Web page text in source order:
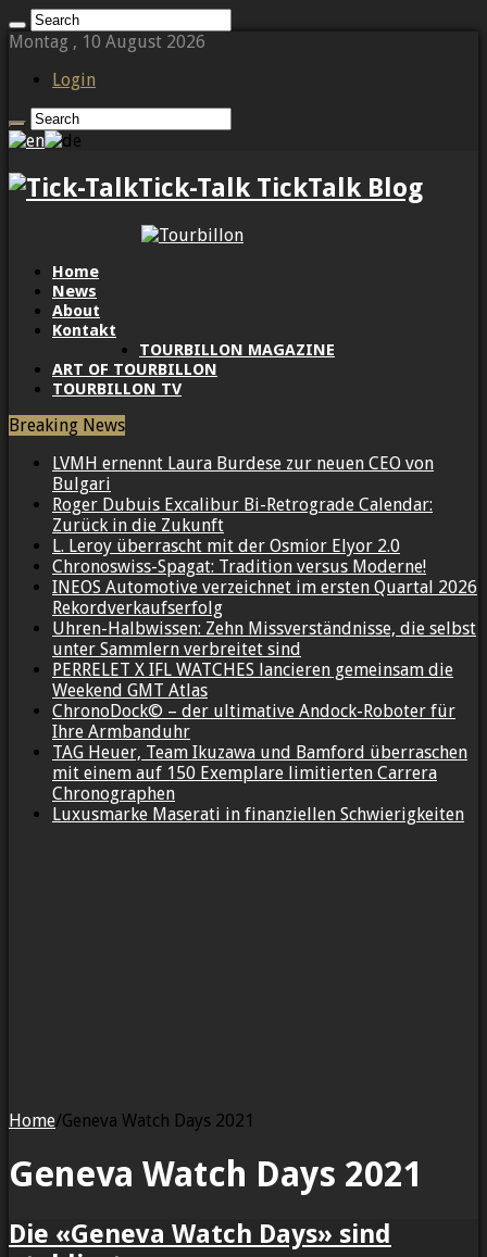
Montag , 10 August 2026
Login
Tick-Talk TickTalk Blog
Home
News
About
Kontakt
TOURBILLON MAGAZINE
ART OF TOURBILLON
TOURBILLON TV
Breaking News
LVMH ernennt Laura Burdese zur neuen CEO von
Bulgari
Roger Dubuis Excalibur Bi-Retrograde Calendar:
Zurück in die Zukunft
L. Leroy überrascht mit der Osmior Elyor 2.0
Chronoswiss-Spagat: Tradition versus Moderne!
INEOS Automotive verzeichnet im ersten Quartal 2026
Rekordverkaufserfolg
Uhren-Halbwissen: Zehn Missverständnisse, die selbst
unter Sammlern verbreitet sind
PERRELET X IFL WATCHES lancieren gemeinsam die
Weekend GMT Atlas
ChronoDock© – der ultimative Andock-Roboter für
Ihre Armbanduhr
TAG Heuer, Team Ikuzawa und Bamford überraschen
mit einem auf 150 Exemplare limitierten Carrera
Chronographen
Luxusmarke Maserati in finanziellen Schwierigkeiten
Home/Geneva Watch Days 2021
Geneva Watch Days 2021
Die «Geneva Watch Days» sind